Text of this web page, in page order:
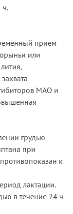
ч.
прием
или
МАО и
грудью
при
к
лактации.
в течение 24 ч